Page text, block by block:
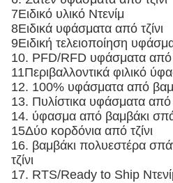
7Ειδικό υλικό Ντενίμ
8Ειδικά υφάσματα από τζίνι
9Ειδική τελειοποίηση
10. PFD/RFD υφάσματα από
11Περιβαλλοντικά φιλικό
12. 100% υφάσματα από
13. Πυλίστικα υφάσματα από
14. ύφασμα από βαμβάκι
15Δύο κορδόνια από τζίνι
16. βαμβάκι πολυεστέρα
τζίνι
17. RTS/Ready to Ship